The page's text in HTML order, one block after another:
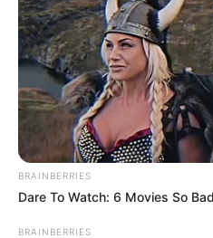
BRAINBERRIES
Dare To Watch: 6 Movies So
BRAINBERRIES